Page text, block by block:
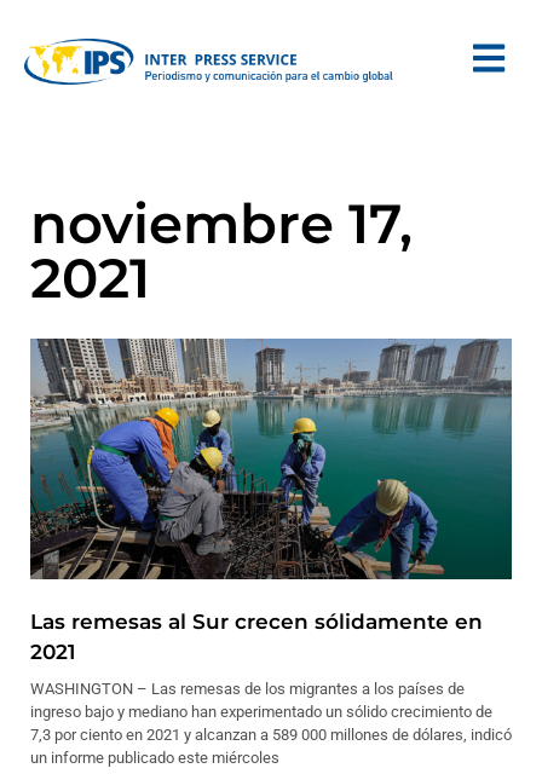
noviembre 17,
2021
Las remesas al Sur crecen sólidamente en
2021
WASHINGTON – Las remesas de los migrantes a los países de
ingreso bajo y mediano han experimentado un sólido crecimiento de
7,3 por ciento en 2021 y alcanzan a 589 000 millones de dólares, indicó
un informe publicado este miércoles